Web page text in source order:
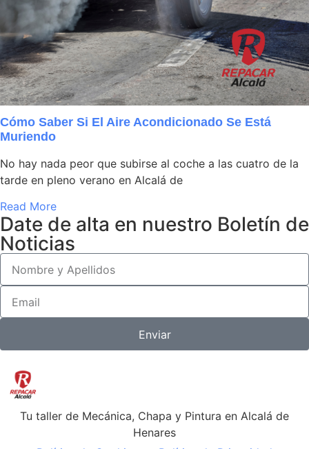
Cómo Saber Si El Aire Acondicionado Se Está
Muriendo
No hay nada peor que subirse al coche a las cuatro de la
tarde en pleno verano en Alcalá de
Read More
Date de alta en nuestro Boletín de
Noticias
Enviar
Tu taller de Mecánica, Chapa y Pintura en Alcalá de
Henares